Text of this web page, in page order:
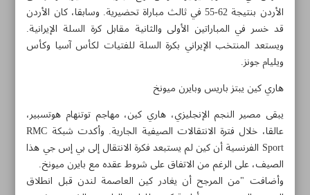
الأردن بنتيجة 62-55 في ثالث مباراة تحضيرية. وسابقا، كان الأردن
قد خسر في المباراتين الأولى والثانية مقابل كرة السلة الإيرانية.
ويستعد المنتخب الإيراني بكرة السلة للفتیات لكأس آسيا وكأس
ويليام جونز.
هاري كين يبتز باريس وبايرن ميونخ
يبقى مصير النجم الإنجليزي، هاري كين، مهاجم توتنهام هوتسبير،
عالقا، خلال فترة الانتقالات الصيفية الجارية. وأكدت شبكة RMC
Sport الفرنسية أن كين لم يستبعد فكرة الانتقال إلى بي إس جي هذا
الصيف، على الرغم من الاتفاق على شروط عقده مع بايرن ميونخ.
وأضافت "من المرجح أن يغادر كين العاصمة لندن قبل انطلاق